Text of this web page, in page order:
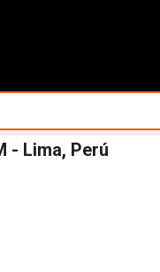
- Lima, Perú